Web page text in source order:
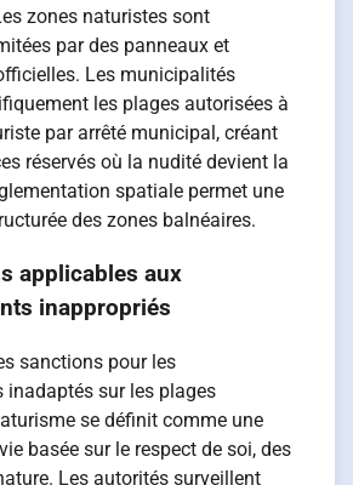
zones naturistes sont
par des panneaux et
Les municipalités
les plages autorisées à
par arrêté municipal, créant
réservés où la nudité devient la
spatiale permet une
des zones balnéaires.
applicables aux
inappropriés
sanctions pour les
inadaptés sur les plages
se définit comme une
basée sur le respect de soi, des
Les autorités surveillent